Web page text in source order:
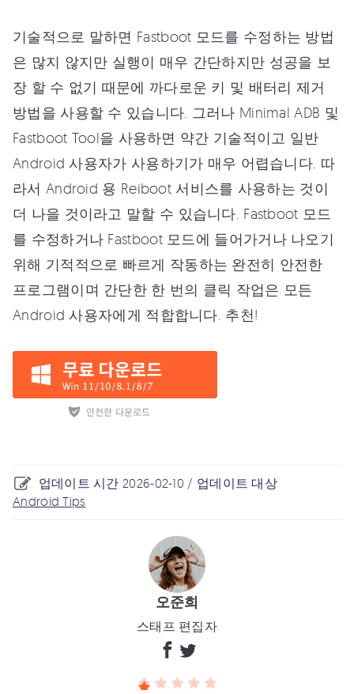
기술적으로 말하면 Fastboot 모드를 수정하는 방법
은 많지 않지만 실행이 매우 간단하지만 성공을 보
장 할 수 없기 때문에 까다로운 키 및 배터리 제거
방법을 사용할 수 있습니다. 그러나 Minimal ADB 및
Fastboot Tool을 사용하면 약간 기술적이고 일반
Android 사용자가 사용하기가 매우 어렵습니다. 따
라서 Android 용 Reiboot 서비스를 사용하는 것이
더 나을 것이라고 말할 수 있습니다. Fastboot 모드
를 수정하거나 Fastboot 모드에 들어가거나 나오기
위해 기적적으로 빠르게 작동하는 완전히 안전한
프로그램이며 간단한 한 번의 클릭 작업은 모든
Android 사용자에게 적합합니다. 추천!
업데이트 시간 2026-02-10 / 업데이트 대상
Android Tips
오준희
스태프 편집자